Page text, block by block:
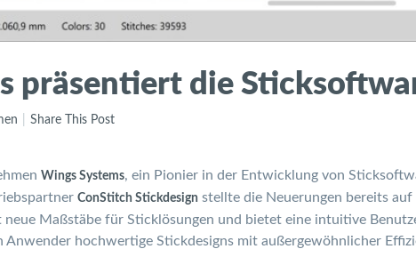
präsentiert die
Share This Post
Wings Systems, ein Pionier in der Entwicklung von
ConStitch Stickdesign stellte die Neuerungen bereits auf
neue Maßstäbe für Sticklösungen und bietet eine intuitive
hochwertige Stickdesigns mit außergewöhnlicher